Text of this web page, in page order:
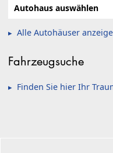
Alle Autohäuser
Fahrzeugsuche
Finden Sie hier Ihr